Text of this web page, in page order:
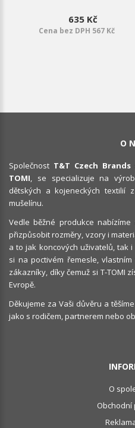
635 Kč
Cena bez DPH 567 Kč
O
Společnost T&T Czech Brands
TOMI, se specializuje na
dětských a kojeneckých textilií
mušelínu.
Vedle běžné produkce
přizpůsobit rozměry, vzory i
a to jak koncových uživatelů, tak
si na poctivém řemesle,
zákazníky, díky čemuž si T-TOMI
Evropě.
Děkujeme za Vaši důvěru a
jako s rodičem, partnerem nebo
O
Obchodní